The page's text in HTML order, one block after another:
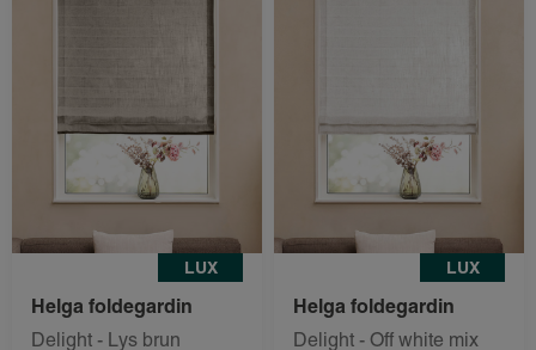
LUX
Helga foldegardin
Delight - Lys brun
LUX
Helga foldegardin
Delight - Off white mix